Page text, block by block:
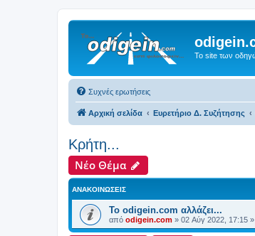
Το site των
Συχνές ερωτήσεις
Αρχική σελίδα Ευρετήριο Δ. Συζήτησης
Κρήτη...
Νέο Θέμα
ΑΝΑΚΟΙΝΏΣΕΙΣ
Το odigein.com αλλάζει...
από odigein.com » 02 Αύγ 2022, 17:15